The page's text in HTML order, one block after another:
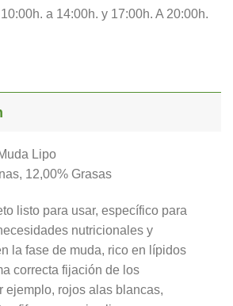
a 14:00h. y 17:00h. A 20:00h.
Lipo
12,00% Grasas
listo para usar, específico para
nutricionales y
la fase de muda, rico en lípidos
correcta fijación de los
ejemplo, rojos alas blancas,